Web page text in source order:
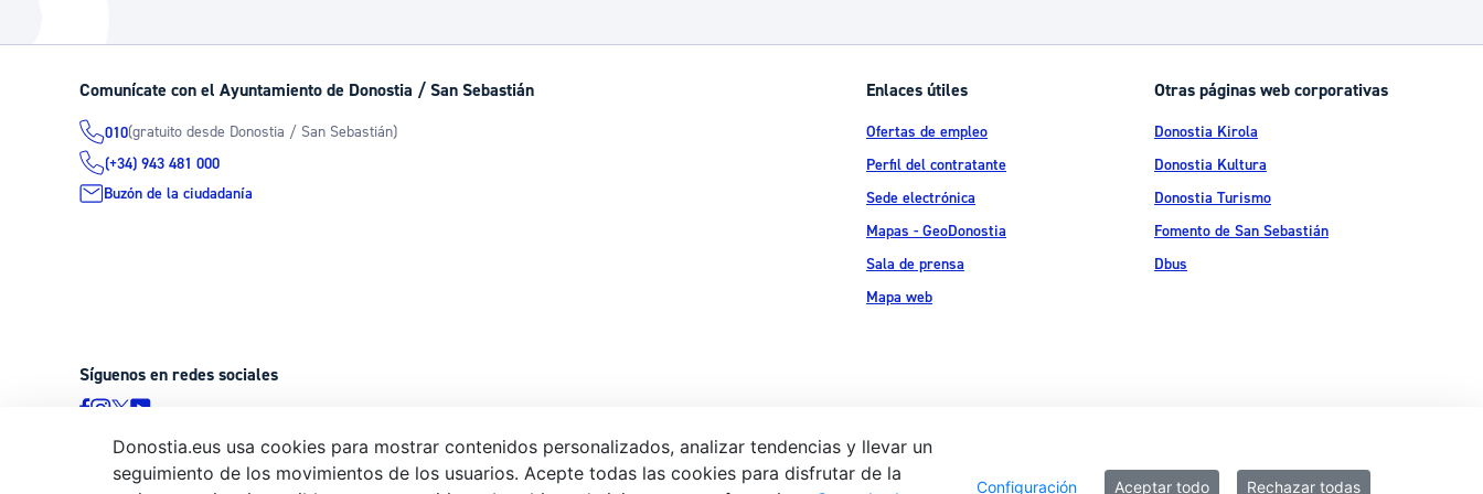
La ciudad futura
Avisos
Ayuda a la tramitación
Comunícate con el Ayuntamiento de Donostia / San Sebastián
010(gratuito desde Donostia / San Sebastián)
(+34) 943 481 000
Buzón de la ciudadanía
Enlaces útiles
Ofertas de empleo
Perfil del contratante
Sede electrónica
Mapas - GeoDonostia
Sala de prensa
Mapa web
Otras páginas web corporativas
Donostia Kirola
Donostia Kultura
Donostia Turismo
Fomento de San Sebastián
Dbus
Síguenos en redes sociales
© Donostiako Udala - Ayuntamiento de Donostia / San Sebastián Ijentea 1,
Aviso legal Política de privacidad Política de cookies Declaración de accesibilidad
Donostia.eus usa cookies para mostrar contenidos personalizados, analizar tendencias y llevar un
seguimiento de los movimientos de los usuarios. Acepte todas las cookies para disfrutar de la
Configuración Aceptar todo Rechazar todas